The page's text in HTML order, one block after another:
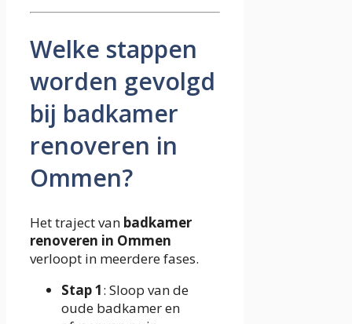
Welke stappen
worden gevolgd
bij badkamer
renoveren in
Ommen?
Het traject van badkamer
renoveren in Ommen
verloopt in meerdere fases.
Stap 1: Sloop van de
oude badkamer en